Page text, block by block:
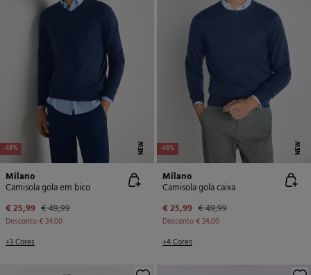
-48% NEW
Milano
Camisola gola em bico
€ 25,99 € 49,99
Desconto€ 24,00
+3 Cores
-48% NEW
Milano
Camisola gola caixa
€ 25,99 € 49,99
Desconto€ 24,00
+4 Cores